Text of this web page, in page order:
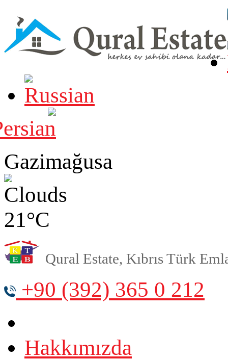
Gazimağusa
21°C
Qural Estate, Kıbrıs Türk
+90 (392) 365 0 212
Hakkımızda